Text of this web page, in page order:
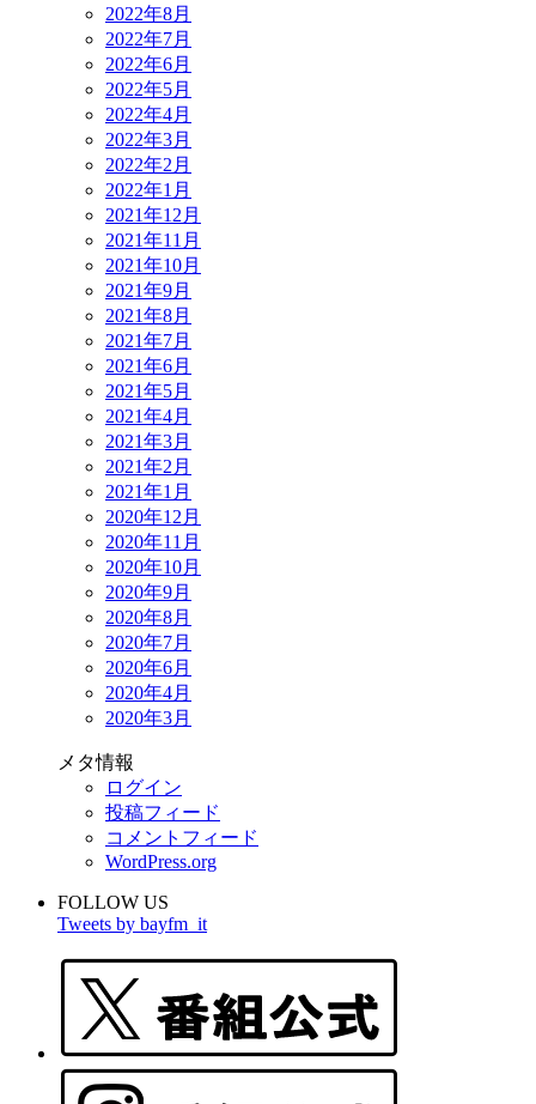
2022年8月
2022年7月
2022年6月
2022年5月
2022年4月
2022年3月
2022年2月
2022年1月
2021年12月
2021年11月
2021年10月
2021年9月
2021年8月
2021年7月
2021年6月
2021年5月
2021年4月
2021年3月
2021年2月
2021年1月
2020年12月
2020年11月
2020年10月
2020年9月
2020年8月
2020年7月
2020年6月
2020年4月
2020年3月
メタ情報
ログイン
投稿フィード
コメントフィード
WordPress.org
FOLLOW US
Tweets by bayfm_it